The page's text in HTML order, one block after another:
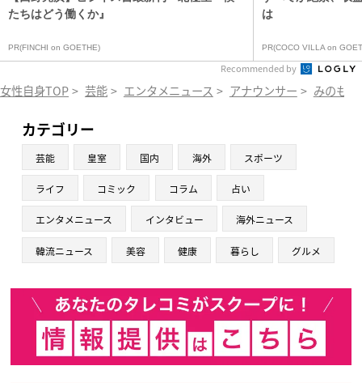
たちはどう働くか』
PR(FINCHI on GOETHE)
は
PR(COCO VILLA on
Recommended by
女性自身TOP > 芸能 > エンタメニュース > アナウンサー > みのもん
カテゴリー
芸能 皇室 国内 海外 スポーツ
ライフ コミック コラム 占い
エンタメニュース インタビュー 海外ニュース
韓流ニュース 美容 健康 暮らし グルメ